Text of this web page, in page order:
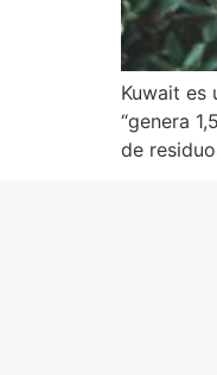
Kuwait es
“genera
de